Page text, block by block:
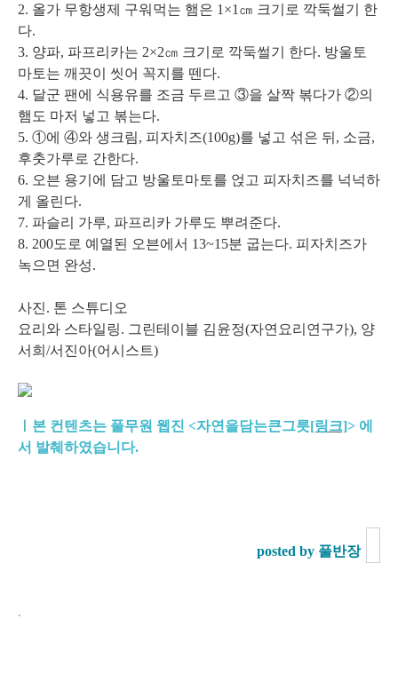
2. 올가 무항생제 구워먹는 햄은 1×1㎝ 크기로 깍둑썰기 한
다.
3. 양파, 파프리카는 2×2㎝ 크기로 깍둑썰기 한다. 방울토
마토는 깨끗이 씻어 꼭지를 뗀다.
4. 달군 팬에 식용유를 조금 두르고 ③을 살짝 볶다가 ②의
햄도 마저 넣고 볶는다.
5. ①에 ④와 생크림, 피자치즈(100g)를 넣고 섞은 뒤, 소금,
후춧가루로 간한다.
6. 오븐 용기에 담고 방울토마토를 얹고 피자치즈를 넉넉하
게 올린다.
7. 파슬리 가루, 파프리카 가루도 뿌려준다.
8. 200도로 예열된 오븐에서 13~15분 굽는다. 피자치즈가
녹으면 완성.
사진. 톤 스튜디오
요리와 스타일링. 그린테이블 김윤정(자연요리연구가), 양
서희/서진아(어시스트)
본 컨텐츠는 풀무원 웹진 <자연을담는큰그릇[링크]> 에
서 발췌하였습니다.
posted by 풀반장
.